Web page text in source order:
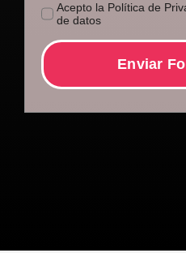
Acepto la Política de
de datos
Enviar